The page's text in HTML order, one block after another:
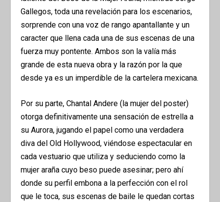
Gallegos, toda una revelación para los escenarios,
sorprende con una voz de rango apantallante y un
caracter que llena cada una de sus escenas de una
fuerza muy pontente. Ambos son la valía más
grande de esta nueva obra y la razón por la que
desde ya es un imperdible de la cartelera mexicana.
Por su parte, Chantal Andere (la mujer del poster)
otorga definitivamente una sensación de estrella a
su Aurora, jugando el papel como una verdadera
diva del Old Hollywood, viéndose espectacular en
cada vestuario que utiliza y seduciendo como la
mujer araña cuyo beso puede asesinar; pero ahí
donde su perfil embona a la perfección con el rol
que le toca, sus escenas de baile le quedan cortas